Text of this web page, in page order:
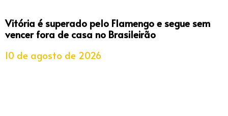
Vitória é superado pelo Flamengo e segue sem
vencer fora de casa no Brasileirão
10 de agosto de 2026